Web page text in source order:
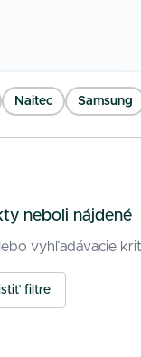
Naitec Samsung
neboli nájdené
vyhľadávacie
filtre